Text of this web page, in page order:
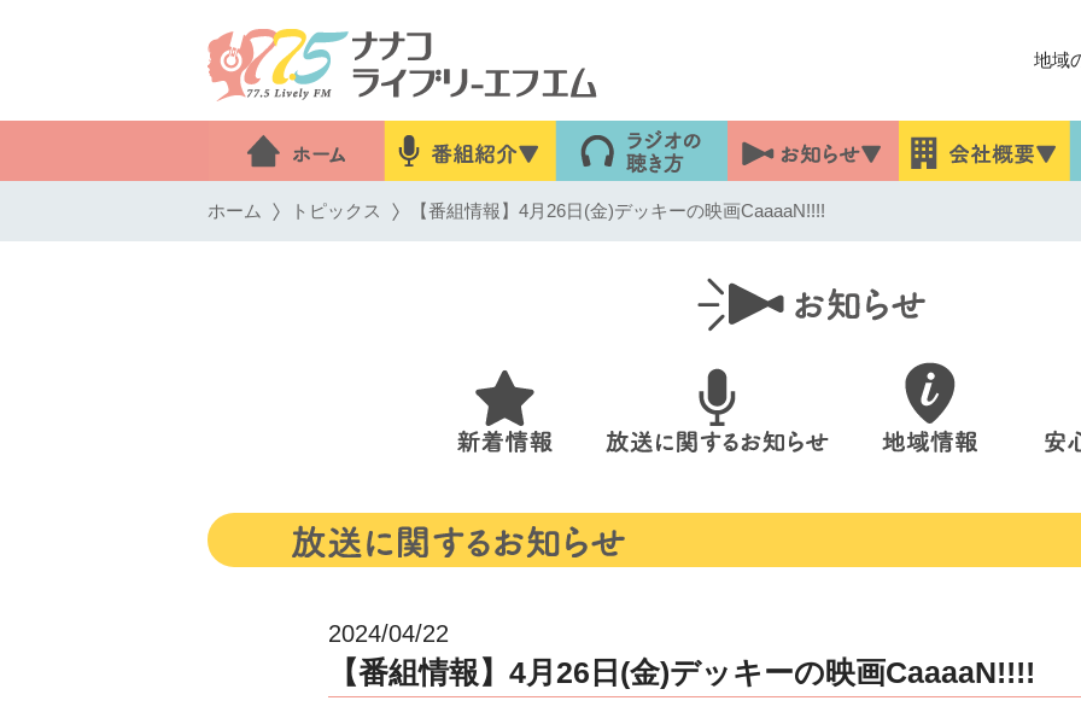
地域
ホーム トピックス 【番組情報】4月26日(金)デッキーの映画CaaaaN!!!!
2024/04/22
【番組情報】4月26日(金)デッキーの映画CaaaaN!!!!